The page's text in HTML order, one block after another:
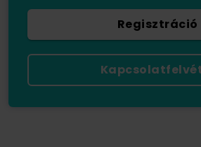
Regisztráció